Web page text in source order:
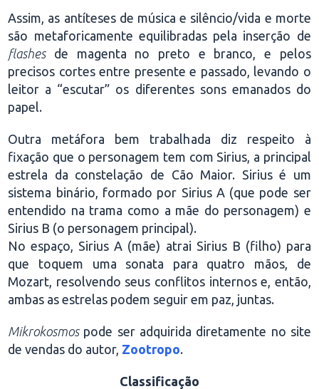
Assim, as antíteses de música e silêncio/vida e morte
são metaforicamente equilibradas pela inserção de
flashesde magenta no preto e branco, e pelos
precisos cortes entre presente e passado, levando o
leitor a “escutar” os diferentes sons emanados do
papel.
Outra metáfora bem trabalhada diz respeito à
fixação que o personagem tem com Sirius, a principal
estrela da constelação de Cão Maior. Sirius é um
sistema binário, formado por Sirius A (que pode ser
entendido na trama como a mãe do personagem) e
Sirius B (o personagem principal).
No espaço, Sirius A (mãe) atrai Sirius B (filho) para
que toquem uma sonata para quatro mãos, de
Mozart, resolvendo seus conflitos internos e, então,
ambas as estrelas podem seguir em paz, juntas.
Mikrokosmos pode ser adquirida diretamente no site
de vendas do autor, Zootropo.
Classificação